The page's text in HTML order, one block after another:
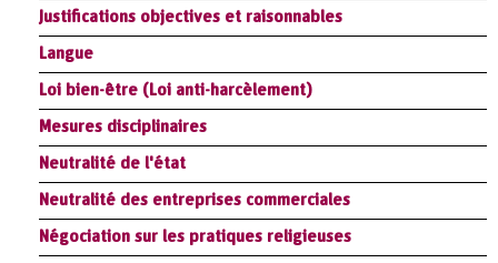
Justifications objectives et raisonnables
Langue
Loi bien-être (Loi anti-harcèlement)
Mesures disciplinaires
Neutralité de l'état
Neutralité des entreprises commerciales
Négociation sur les pratiques religieuses